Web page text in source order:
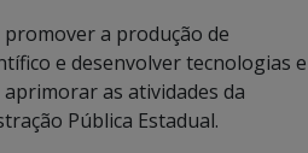
a produção de
e desenvolver tecnologias e
as atividades da
Pública Estadual.